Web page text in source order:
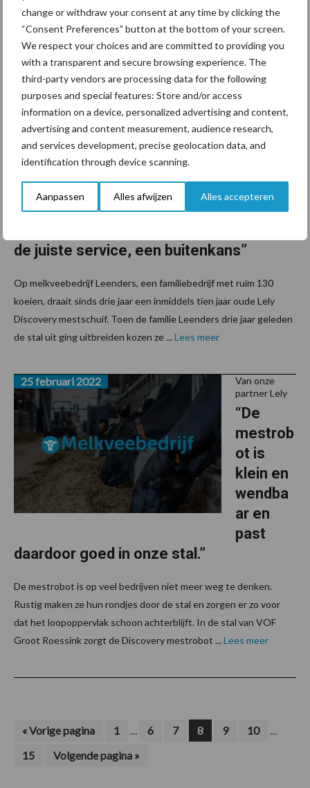
change or withdraw your consent at any time by clicking the
“Consent Preferences” button at the bottom of your screen.
We respect your choices and are committed to providing you
with a transparent and secure browsing experience. The
third-party vendors are processing data for the following
purposes and special features: Store and/or access
information on a device, personalized advertising and content,
advertising and content measurement, audience research,
and services development, precise geolocation data, and
identification through device scanning.
Aanpassen Alles afwijzen Alles accepteren
veel kijken. Lely Center Heerenveen coördineert het hele project
en stuurt de betrokken partijen ...Lees meer
Van onze
“Financi
eel
aantrek
afspraa
de juiste service, een buitenkans”
15 maart 2022
Op melkveebedrijf Leenders, een familiebedrijf met ruim 130
koeien, draait sinds drie jaar een inmiddels tien jaar oude Lely
Discovery mestschuif. Toen de familie Leenders drie jaar geleden
de stal uit ging uitbreiden kozen ze ... Lees meer
Van onze
partner Lely
“De
mestrob
ot is
klein en
wendba
ar en
past
daardoor goed in onze stal.”
25 februari 2022
De mestrobot is op veel bedrijven niet meer weg te denken.
Rustig maken ze hun rondjes door de stal en zorgen er zo voor
dat het loopoppervlak schoon achterblijft. In de stal van VOF
Groot Roessink zorgt de Discovery mestrobot ... Lees meer
«Ga
Vorige pagina Pagina
1
Interim
zijn
… Pagina
6 Pagina
7 Pagina
8 Pagina
9 Pagina
10 …
Pagina
15
Ga
naar
Volgende pagina »